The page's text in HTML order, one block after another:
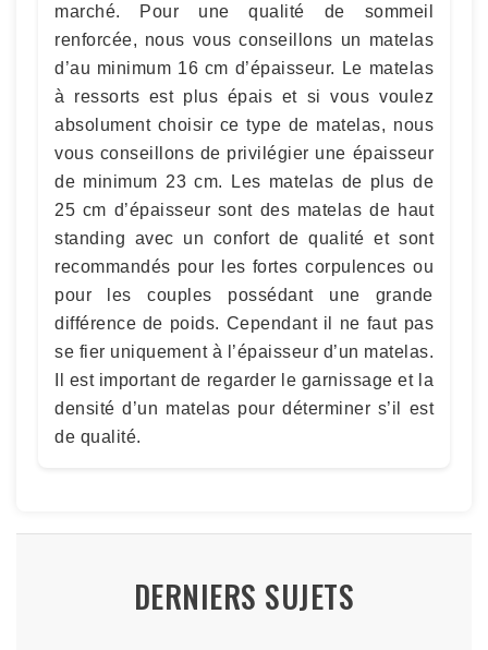
marché. Pour une qualité de sommeil
renforcée, nous vous conseillons un matelas
d’au minimum 16 cm d’épaisseur. Le matelas
à ressorts est plus épais et si vous voulez
absolument choisir ce type de matelas, nous
vous conseillons de privilégier une épaisseur
de minimum 23 cm. Les matelas de plus de
25 cm d’épaisseur sont des matelas de haut
standing avec un confort de qualité et sont
recommandés pour les fortes corpulences ou
pour les couples possédant une grande
différence de poids. Cependant il ne faut pas
se fier uniquement à l’épaisseur d’un matelas.
Il est important de regarder le garnissage et la
densité d’un matelas pour déterminer s’il est
de qualité.
DERNIERS SUJETS